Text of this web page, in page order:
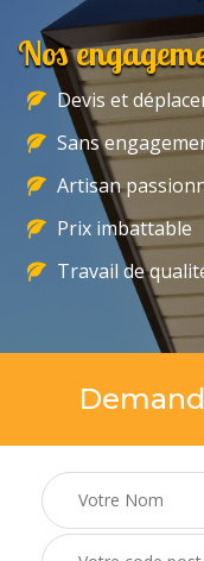
Nos
Devis et
Sans
Artisan
Prix imbattable
Travail de